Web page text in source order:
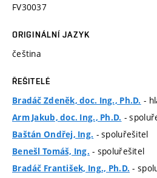
FV30037
ORIGINÁLNÍ JAZYK
čeština
ŘEŠITELÉ
Bradáč Zdeněk, doc. Ing., Ph.D. -
Arm Jakub, doc. Ing., Ph.D. -
Baštán Ondřej, Ing. - spoluřešitel
Benešl Tomáš, Ing. - spoluřešitel
Bradáč František, Ing., Ph.D. -